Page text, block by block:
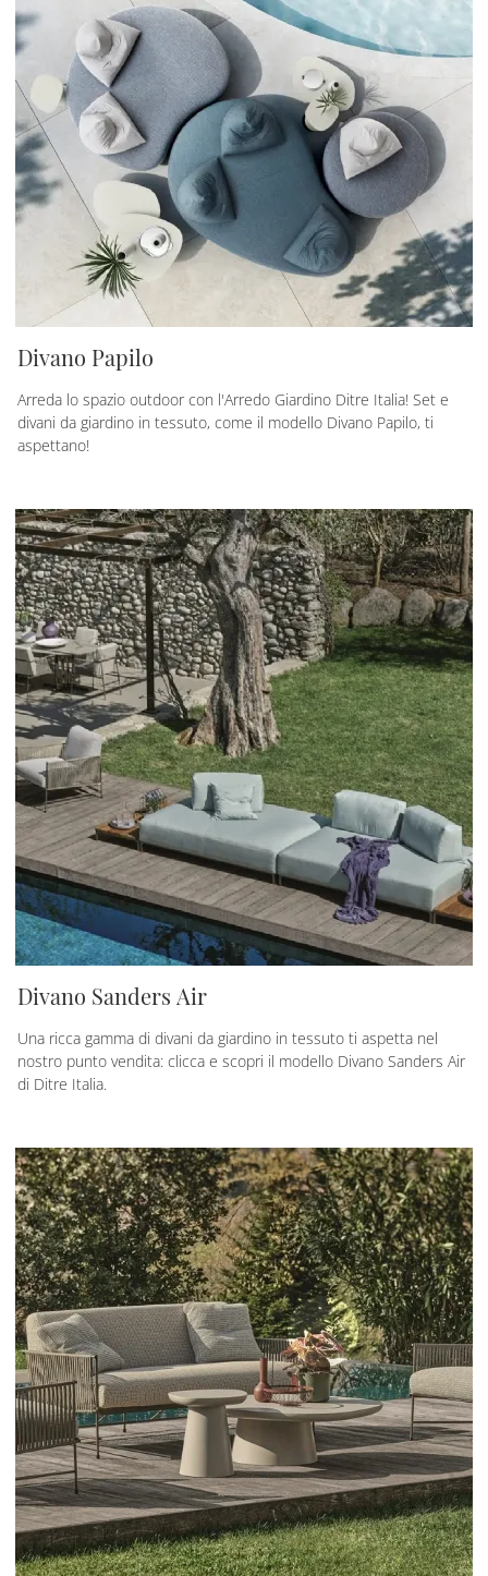
Divano Papilo
Arreda lo spazio outdoor con l'Arredo Giardino Ditre Italia! Set e
divani da giardino in tessuto, come il modello Divano Papilo, ti
aspettano!
Divano Sanders Air
Una ricca gamma di divani da giardino in tessuto ti aspetta nel
nostro punto vendita: clicca e scopri il modello Divano Sanders Air
di Ditre Italia.